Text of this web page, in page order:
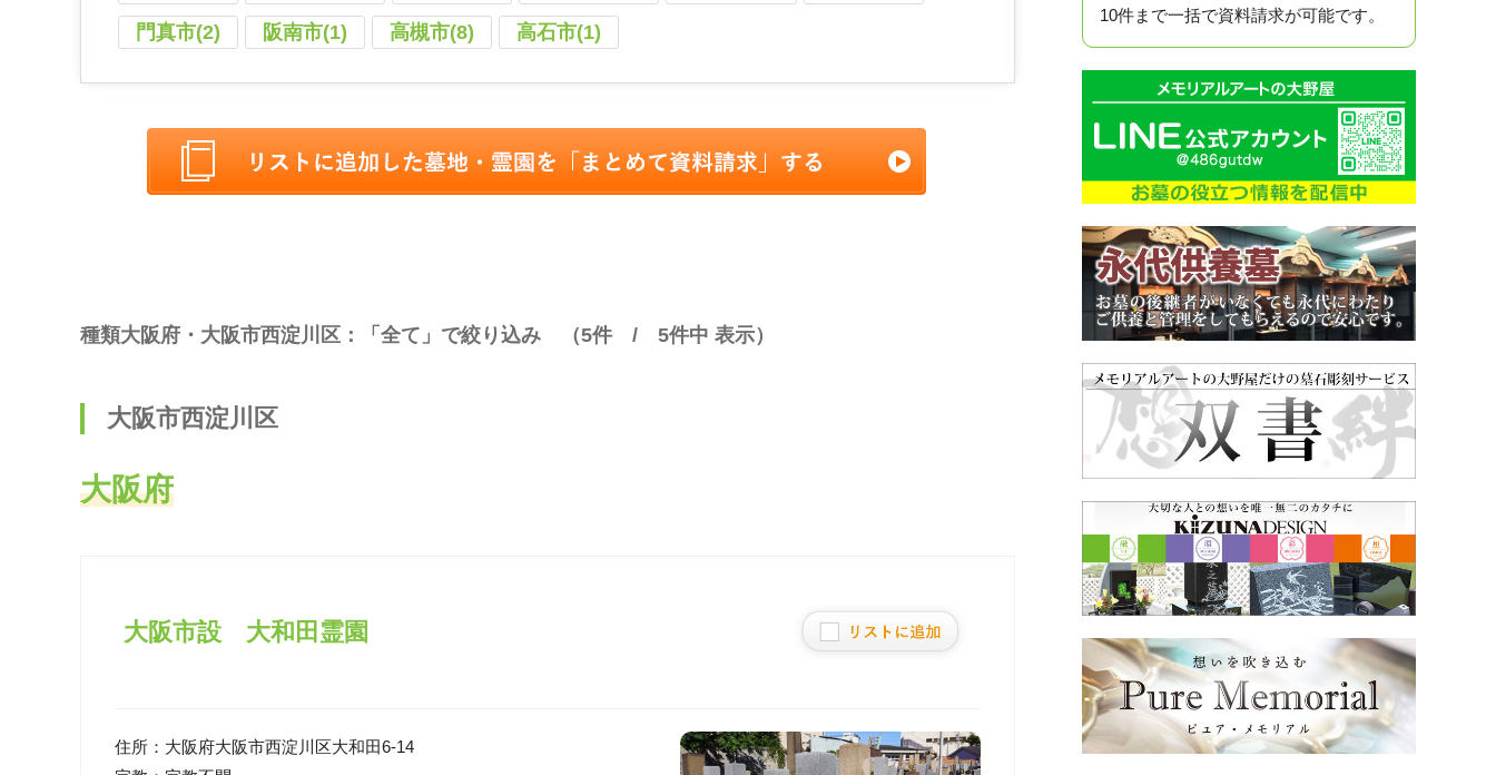
門真市(2)
阪南市(1) 高槻市(8) 高石市(1)
種類大阪府・大阪市西淀川区：「全て」で絞り込み （5件 / 5件中 表示）
大阪市西淀川区
大阪府
大阪市設 大和田霊園
住所： 大阪府大阪市西淀川区大和田6-14
10件まで一括で資料請求が可能です。